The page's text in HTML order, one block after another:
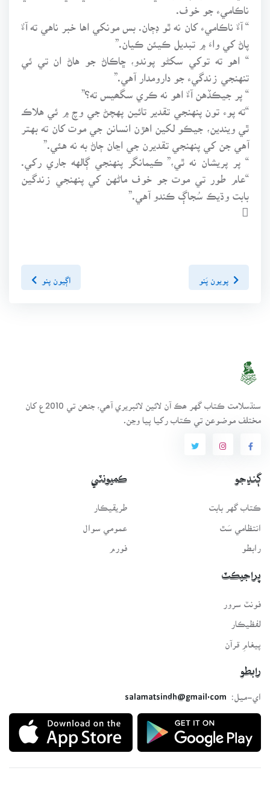
ناڪاميء جو خوف.
“ آءٌ ناڪاميء کان نه ٿو ڊڄان. بس مونکي اها خبر ناهي ته آءٌ
پاڻ کي واءَ ۾ تبديل ڪيئن ڪيان.”
“ اهو ته توکي سکڻو پوندو، ڇاڪاڻ جو هاڻ ان تي ئي
تنهنجي زندگيء جو دارومدار آهي.”
“ پر جيڪڏهن آءٌ اهو نه ڪري سگھيس ته؟”
“ته پوء تون پنهنجي تقدير تائين پهچڻ جي وچ ۾ ئي هلاڪ
ٿي ويندين، جيڪو لکين اهڙن انسانن جي موت کان ته بهتر
آهي جن کي پنهنجي تقديرن جي اڃان ڄاڻ به نه هئي.”
“ پر پريشان نه ٿي،” ڪيمانگر پنهنجي ڳالهه جاري رکي.
“عام طور تي موت جو خوف ماڻهن کي پنهنجي زندگين
بابت وڌيڪ سُجاڳ ڪندو آهي.”

پويون پَنو اڳيون پنو
سنڌسلامت ڪتاب گهر ھڪ آن لائين لائبريري آھي، جنھن تي 2010ع کان
مختلف موضوعن تي ڪتاب رکيا پيا وڃن.
ڳنڍجو
ڪتاب گهر بابت
انتظامي سَٿ
رابطو
ڪميونٽي
طريقيڪار
عمومي سوال
فورم
پراجيڪٽ
لفظيڪار
پيغامِ قرآن
رابطو
اي-ميل:
salamatsindh@gmail.com